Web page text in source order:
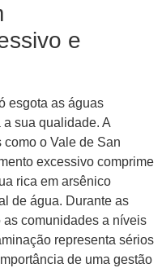
e
esgota as águas
sua qualidade. A
o Vale de San
excessivo comprime
rica em arsênico
de água. Durante as
comunidades a níveis
representa sérios
de uma gestão